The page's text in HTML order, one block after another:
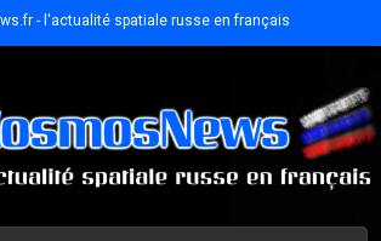
- l'actualité spatiale russe en français